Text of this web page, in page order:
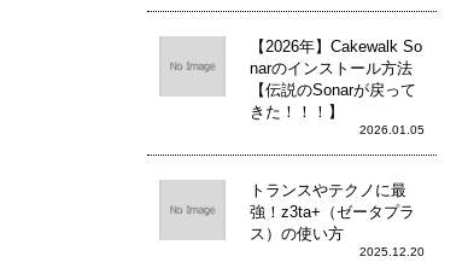
【2026年】Cakewalk So
narのインストール方法
【伝説のSonarが戻って
きた！！！】
2026.01.05
トランスやテクノに最
強！z3ta+（ゼータプラ
ス）の使い方
2025.12.20